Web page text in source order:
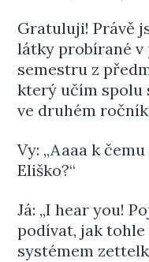
Gratuluji! Právě
látky probírané
semestru z
který učím spolu
ve druhém
Vy: „Aaaa k
Eliško?“
Já: „I hear you!
podívat, jak tohle
systémem